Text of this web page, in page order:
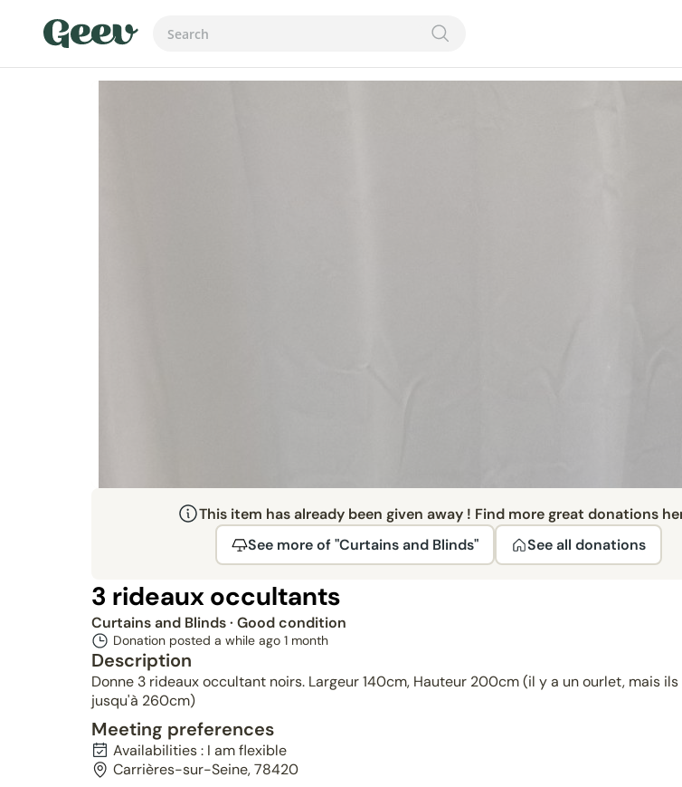
This item has already been given away ! Find more great donations
See more of "Curtains and Blinds"
See all donations
3 rideaux occultants
Curtains and Blinds· Good condition
Donation posted a while ago 1 month
Description
Donne 3 rideaux occultant noirs. Largeur 140cm, Hauteur 200cm (il y a un ourlet, mais
jusqu'à 260cm)
Meeting preferences
Availabilities : I am flexible
Carrières-sur-Seine, 78420